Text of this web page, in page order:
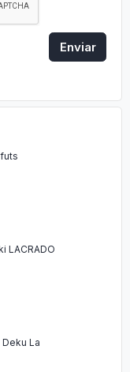
Enviar
LACRADO
La